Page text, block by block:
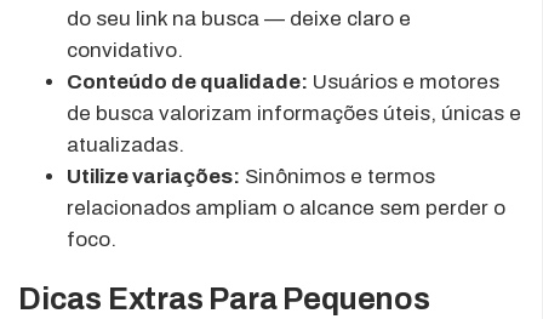
do seu link na busca — deixe claro e
convidativo.
Conteúdo de qualidade: Usuários e motores
de busca valorizam informações úteis, únicas e
atualizadas.
Utilize variações: Sinônimos e termos
relacionados ampliam o alcance sem perder o
foco.
Dicas Extras Para Pequenos